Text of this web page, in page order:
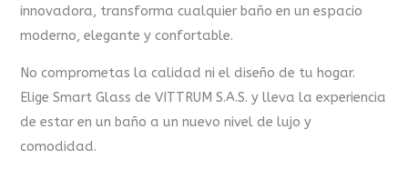
innovadora, transforma cualquier baño en un espacio
moderno, elegante y confortable.
No comprometas la calidad ni el diseño de tu hogar.
Elige Smart Glass de VITTRUM S.A.S. y lleva la experiencia
de estar en un baño a un nuevo nivel de lujo y
comodidad.